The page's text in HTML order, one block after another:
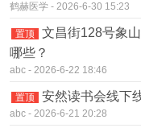
鹤赫医学 - 2026-6-30 15:23
置顶
文昌街128号象
哪些？
abc - 2026-6-22 18:46
置顶 安然读书会线下
abc - 2026-6-21 20:28